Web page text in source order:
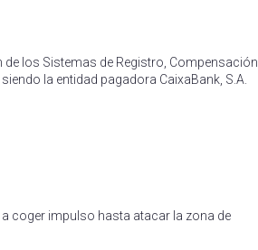
de los Sistemas de Registro, Compensación
la entidad pagadora CaixaBank, S.A.
coger impulso hasta atacar la zona de